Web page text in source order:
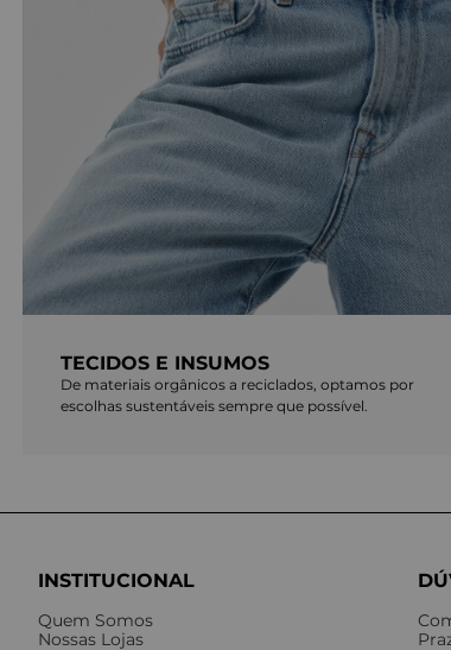
TECIDOS E INSUMOS
De materiais orgânicos a reciclados, optamos por
escolhas sustentáveis sempre que possível.
INSTITUCIONAL
Quem Somos
Nossas Lojas